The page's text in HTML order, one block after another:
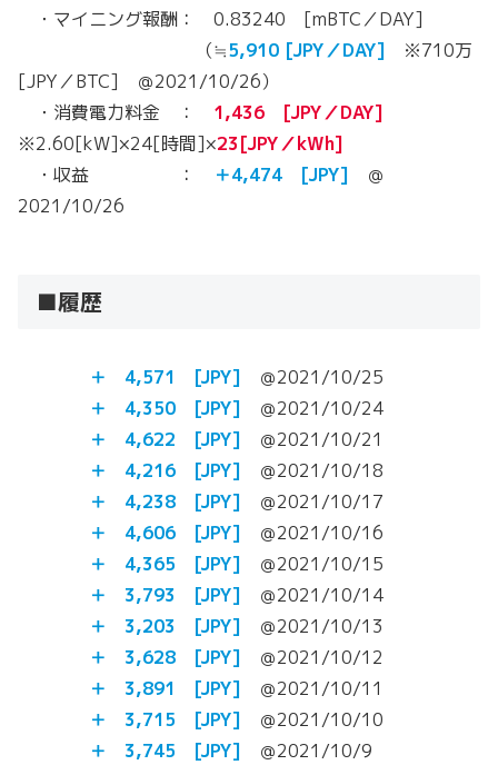
・マイニング報酬： 0.83240 [mBTC／DAY]
（≒5,910 [JPY／DAY] ※710万
[JPY／BTC] ＠2021/10/26）
・消費電力料金 ： 1,436 [JPY／DAY]
※2.60[kW]×24[時間]×23[JPY／kWh]
・収益 ：
＋4,474 [JPY] ＠
2021/10/26
■履歴
＋ 4,571 [JPY] ＠2021/10/25
＋ 4,350 [JPY] ＠2021/10/24
＋ 4,622 [JPY] ＠2021/10/21
＋ 4,216 [JPY] ＠2021/10/18
＋ 4,238
[JPY] ＠2021/10/17
＋ 4,606 [JPY] ＠2021/10/16
＋ 4,365 [JPY] ＠2021/10/15
＋ 3,793 [JPY] ＠2021/10/14
＋ 3,203 [JPY] ＠2021/10/13
＋ 3,628 [JPY] ＠2021/10/12
＋ 3,891 [JPY] ＠2021/10/11
＋ 3,715 [JPY] ＠2021/10/10
＋ 3,745 [JPY] ＠2021/10/9